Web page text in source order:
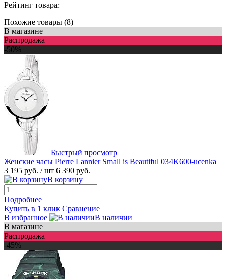
Рейтинг товара:
Похожие товары (8)
В магазине
Распродажа
-50%
Быстрый просмотр
Женские часы Pierre Lannier Small is Beautiful 034K600-ucenka
3 195 руб. / шт 6 390 руб.
В корзину
Подробнее
Купить в 1 клик Сравнение
В избранное
В наличии
В магазине
Распродажа
-45%